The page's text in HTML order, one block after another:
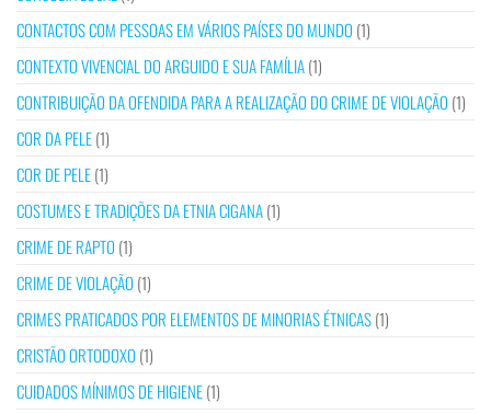
CONTACTOS COM PESSOAS EM VÁRIOS PAÍSES DO MUNDO (1)
CONTEXTO VIVENCIAL DO ARGUIDO E SUA FAMÍLIA(1)
CONTRIBUIÇÃO DA OFENDIDA PARA A REALIZAÇÃO DO CRIME DE VIOLAÇÃO (1)
COR DA PELE(1)
COR DE PELE(1)
COSTUMES E TRADIÇÕES DA ETNIA CIGANA(1)
CRIME DE RAPTO (1)
CRIME DE VIOLAÇÃO (1)
CRIMES PRATICADOS POR ELEMENTOS DE MINORIAS ÉTNICAS(1)
CRISTÃO ORTODOXO (1)
CUIDADOS MÍNIMOS DE HIGIENE(1)